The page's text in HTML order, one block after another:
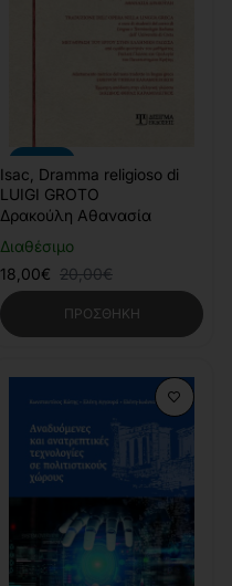
Διαθέσιμο
Isac, Dramma religioso di
LUIGI GROTO
Δρακούλη Αθανασία
18,00€ 20,00€
ΠΡΟΣΘΉΚΗ